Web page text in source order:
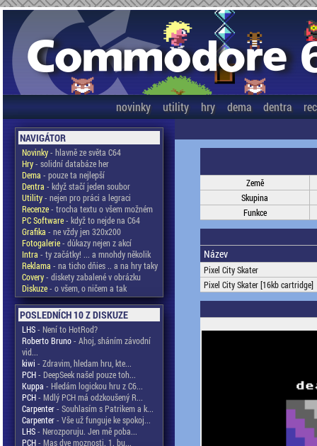
novinky utility hry dema dentra
NAVIGÁTOR
Novinky- hlavně ze světa C64
Hry- solidní databáze her
Dema - pouze ta nejlepší
Dentra - když stačí jeden soubor
Utility- nejen pro práci a legraci
Recenze- trocha textu o všem možném
PC Software- když to nejde na C64
Grafika - ne vždy jen 320x200
Fotogalerie- důkazy nejen z akcí
Intra - ty začátky! ... a mnohdy několik
Reklama - na ticho dňies .. a na hry taky
Covery- diskety zabalené v obrázku
Diskuze- o všem, o ničem a tak
POSLEDNÍCH 10 Z DISKUZE
LHS- Není to HotRod?
Roberto Bruno- Ahoj, sháním závodní
vid...
kiwi - Zdravim, hledam hru, kte...
PCH- DeepSeek našel pouze toh...
Kuppa - Hledám logickou hru z C6...
PCH- Mdlý PCH má odzkoušený R...
Carpenter- Souhlasím s Patrikem a k...
Carpenter- Vše už funguje ke spokoj...
LHS- Nerozporuju. Jen mě poba...
PCH- Mas dve moznosti. 1. bu...
Země
Skupina
Funkce
Název
Pixel City Skater
Pixel City Skater [16kb cartridge]